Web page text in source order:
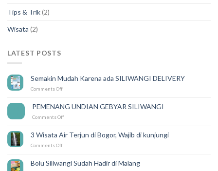
Tips & Trik(2)
Wisata (2)
LATEST POSTS
Semakin Mudah Karena ada SILIWANGI DELIVERY
Comments Offon
Karena
ada
DELIVERY
PEMENANG UNDIAN GEBYAR SILIWANGI
Comments Offon
GEBYAR
3 Wisata Air Terjun di Bogor, Wajib di kunjungi
Comments Offon
Air
Bolu Siliwangi Sudah Hadir di Malang